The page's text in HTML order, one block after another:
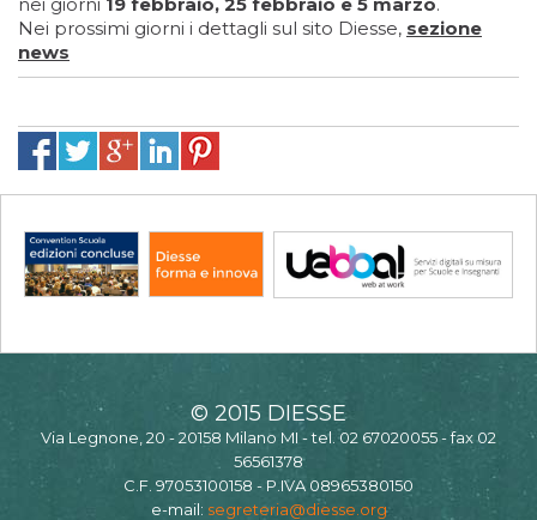
Nei prossimi giorni i dettagli sul sito Diesse, sezione
news
© 2015 DIESSE
Via Legnone, 20 - 20158 Milano MI - tel. 02 67020055 - fax 02
56561378
C.F. 97053100158 - P.IVA 08965380150
e-mail: segreteria@diesse.org